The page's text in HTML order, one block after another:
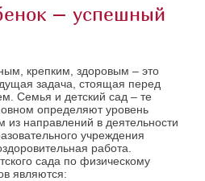
– успешный
крепким, здоровым – это
задача, стоящая перед
Семья и детский сад – те
определяют уровень
из направлений в деятельности
учреждения
работа.
сада по физическому
являются: